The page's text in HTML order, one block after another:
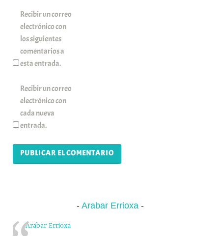
Recibir un correo
electrónico con
los siguientes
comentarios a
esta entrada.
Recibir un correo
electrónico con
cada nueva
entrada.
Arabar Errioxa
Arabar Errioxa